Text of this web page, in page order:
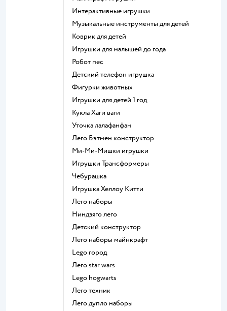
Интерактивные игрушки
Музыкальные инструменты для детей
Коврик для детей
Игрушки для малышей до года
Робот пес
Детский телефон игрушка
Фигурки животных
Игрушки для детей 1 год
Кукла Хаги ваги
Уточка лалафанфан
Лего Бэтмен конструктор
Ми-Ми-Мишки игрушки
Игрушки Трансформеры
Чебурашка
Игрушка Хеллоу Китти
Лего наборы
Ниндзяго лего
Детский конструктор
Лего наборы майнкрафт
Lego город
Лего star wars
Lego hogwarts
Лего техник
Лего дупло наборы